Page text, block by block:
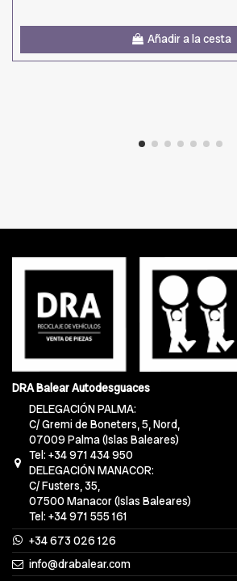
Añadir a la cesta
DRA Balear Autodesguaces
DELEGACIÓN PALMA:
C/ Gremi de Boneters, 5, Nord,
07009 Palma (Islas Baleares)
Tel: +34 971 434 950
DELEGACIÓN MANACOR:
C/ Fusters, 35,
07500 Manacor (Islas Baleares)
Tel: +34 971 555 161
+34 673 026 126
info@drabalear.com